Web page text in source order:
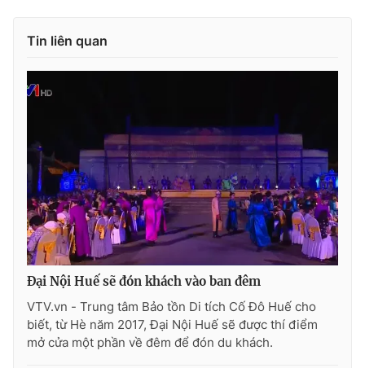
VTV Thể thao
VTV Sức khoẻ Bất động sản
Thị trường 24h Tấm lòng Việt
VTV4 Vươn mình bằng AI
VTV9 VTV8
Tin liên quan
Đại Nội Huế sẽ đón khách vào ban đêm
VTV.vn - Trung tâm Bảo tồn Di tích Cố Đô Huế cho
biết, từ Hè năm 2017, Đại Nội Huế sẽ được thí điểm
mở cửa một phần về đêm để đón du khách.